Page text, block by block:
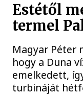
Estétől
termel
Magyar Péter
hogy a Duna
emelkedett,
turbináját